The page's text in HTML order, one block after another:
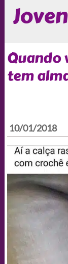
Quando
tem
10/01/2018